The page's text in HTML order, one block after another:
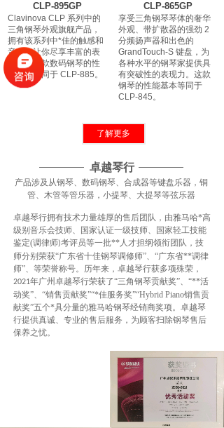
CLP-895GP
Clavinova CLP 系列中的
三角钢琴外观旗舰产品，
拥有该系列中*佳的触感和
音色，让你尽享丰富的表
现力。这款数码钢琴的性
能基本等同于 CLP-885。
CLP-865GP
享受三角钢琴琴体的奢华
外观、带扩散器的强劲 2
分频扬声器和出色的
GrandTouch-S 键盘，为
各种水平的钢琴家提供具
有突破性的表现力。这款
钢琴的性能基本等同于
CLP-845。
建议零售价: CLP-885B：
29,899元；CLP-885PE：
33,399元；CLP-
885PWH：35,299元
Clavinova CLP 系列的立
式钢琴外观旗舰产品，拥
有该系列中*佳的触感和音
效，让你尽享丰富的表现
力。
建议零售价: CLP-
875B/R：23,099元；
CLP-875WB/WH：24,099
元；CLP-875PE：26,599
元
GrandTouch 键盘和经过
精心调校的3分频扬声器，
配备双向号筒与扩散器，
为你带来真正三角钢琴的
触感和感觉。
了解更多
产品涉及从钢琴、数码钢琴、合成器等键盘乐器，铜
管、木管等管乐器，小提琴、大提琴等弦乐器
卓越琴行
卓越琴行拥有技术力量雄厚的售后团队，由雅马哈*高
级别音乐会技师、国家认证一级技师、国家轻工技能
鉴定(调律师)考评员等一批**人才担纲领衔团队，技
师分别荣获“广东省十佳钢琴调修师”、“广东省**调律
师”、等荣誉称号。历年来，卓越琴行获多项殊荣，
2021年广州卓越琴行荣获了“三角钢琴贡献奖”、“**活
动奖”、“销售贡献奖”“*佳服务奖”“Hybrid Piano销售贡
献奖”五个*具分量的雅马哈钢琴经销商奖项。卓越琴
行提供真诚、专业的售后服务，为顾客扫除钢琴售后
保养之忧。